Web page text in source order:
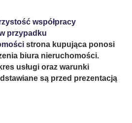
współpracy
przypadku
strona kupująca ponosi
biura nieruchomości.
usługi oraz warunki
są przed prezentacją